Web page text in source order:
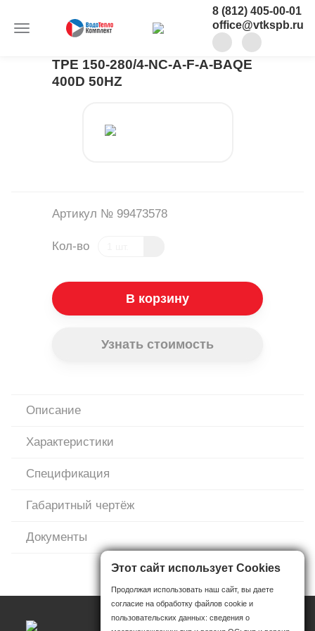
8 (812) 405-00-01
office@vtkspb.ru
TPE 150-280/4-NC-A-F-A-BAQE
400D 50HZ
Артикул № 99473578
Кол-во
В корзину
Узнать стоимость
Описание
Характеристики
Спецификация
Габаритный чертёж
Документы
Этот сайт использует Cookies
Продолжая использовать наш сайт, вы даете
согласие на обработку файлов cookie и
пользовательских данных: сведения о